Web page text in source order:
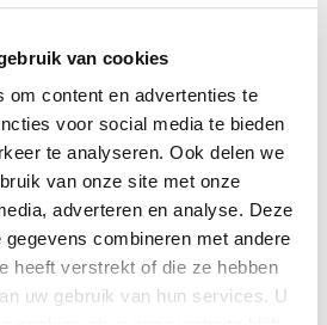
van cookies
om content en advertenties te
voor social media te bieden
te analyseren. Ook delen we
van onze site met onze
adverteren en analyse. Deze
combineren met andere
heeft verstrekt of die ze hebben
uw gebruik van hun services. U
pijn onderin in mijn rug
van alles op het gebied
verzorging en de
Organic Massage? Schrijf
voor de maandelijkse
2,50 korting op je eerste